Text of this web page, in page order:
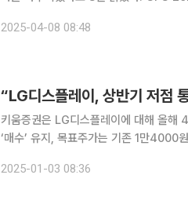
유했다. 이번 전시회에서 한국첨단소재
2025-04-08 08:48
“LG디스플레이, 상반기 저점
키움증권은 LG디스플레이에 대해 올해
‘매수’ 유지, 목표주가는 기존 1만4000
업이익은 1780억 원”이라며 “당사 추정
2025-01-03 08:36